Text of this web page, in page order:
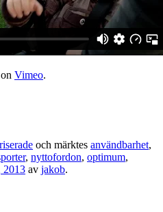
on Vimeo.
och märktes användbarhet,
, nyttofordon, optimum,
2013 av jakob.